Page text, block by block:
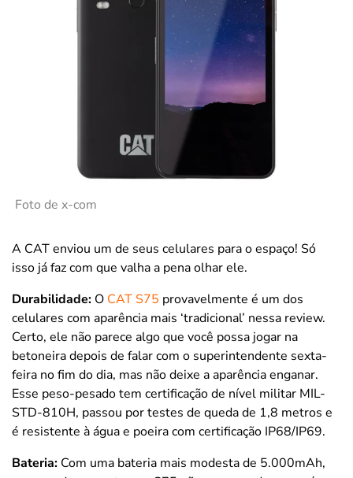
Foto de x-com
A CAT enviou um de seus celulares para o espaço! Só
isso já faz com que valha a pena olhar ele.
Durabilidade: O CAT S75 provavelmente é um dos
celulares com aparência mais ‘tradicional’ nessa review.
Certo, ele não parece algo que você possa jogar na
betoneira depois de falar com o superintendente sexta-
feira no fim do dia, mas não deixe a aparência enganar.
Esse peso-pesado tem certificação de nível militar MIL-
STD-810H, passou por testes de queda de 1,8 metros e
é resistente à água e poeira com certificação IP68/IP69.
Bateria: Com uma bateria mais modesta de 5.000mAh,